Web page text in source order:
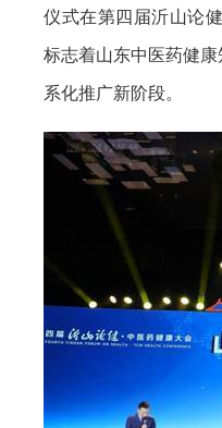
仪式在第四届沂山论
标志着山东中医药健
系化推广新阶段。